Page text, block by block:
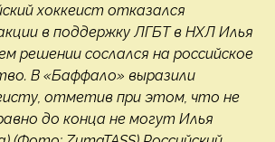
хоккеист отказался
в поддержку ЛГБТ в НХЛ Илья
решении сослался на российское
В «Баффало» выразили
отметив при этом, что не
до конца не могут Илья